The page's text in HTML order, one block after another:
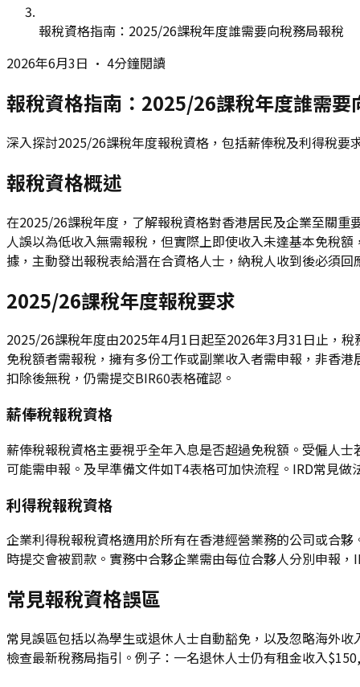
報稅資格指南：2025/26課稅年度誰需要向稅務局報稅
2026年6月3日 • 4分鐘閱讀
報稅資格指南：2025/26課稅年度誰需要
深入探討2025/26課稅年度報稅資格，包括薪俸稅及利得稅
報稅資格概述
在2025/26課稅年度，了解報稅資格對香港居民及企業至關
人誤以為低收入無需報稅，但實際上即使收入未達基本免稅
據，主動發出報稅表給潛在合資格人士，納稅人收到後必須回
2025/26課稅年度報稅要求
2025/26課稅年度由2025年4月1日起至2026年3月31日止，
免稅額者需報稅，擁有多份工作或副業收入者需申報，非香
扣除後無稅，仍需提交BIR60表格確認。
薪俸稅報稅資格
薪俸稅報稅資格主要視乎全年入息是否超過免稅額。受僱人
可能需申報。及早準備文件如T4表格可加快流程。IRD常見
利得稅報稅資格
企業利得稅報稅資格適用於所有在香港經營業務的公司或合
時提交會被罰款。實務中合夥企業需由每位合夥人分別申報
常見報稅資格誤區
常見誤區包括以為學生或退休人士自動豁免，以及忽略海外
檢查最新稅務局指引。例子：一名退休人士仍有租金收入